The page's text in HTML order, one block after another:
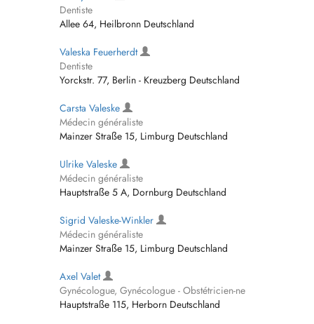
Dentiste
Allee 64, Heilbronn Deutschland
Valeska Feuerherdt
Dentiste
Yorckstr. 77, Berlin - Kreuzberg Deutschland
Carsta Valeske
Médecin généraliste
Mainzer Straße 15, Limburg Deutschland
Ulrike Valeske
Médecin généraliste
Hauptstraße 5 A, Dornburg Deutschland
Sigrid Valeske-Winkler
Médecin généraliste
Mainzer Straße 15, Limburg Deutschland
Axel Valet
Gynécologue, Gynécologue - Obstétricien-ne
Hauptstraße 115, Herborn Deutschland